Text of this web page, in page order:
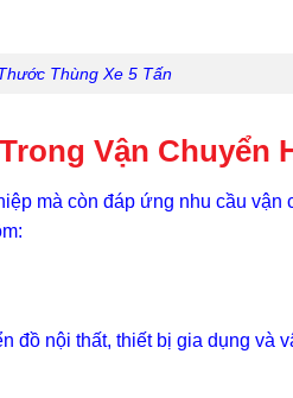
Thùng Xe 5 Tấn
Vận Chuyển
mà còn đáp ứng nhu cầu vận
đồ nội thất, thiết bị gia dụng và